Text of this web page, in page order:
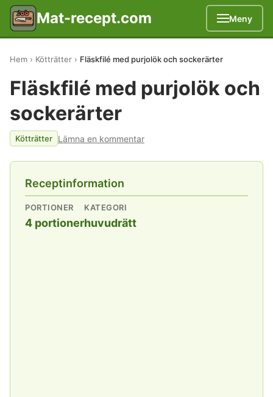
Mat-recept.com Meny
Hem Kötträtter Fläskfilé med purjolök och sockerärter
Fläskfilé med purjolök och
sockerärter
Kötträtter Lämna en kommentar
Receptinformation
PORTIONER
4 portioner
KATEGORI
huvudrätt